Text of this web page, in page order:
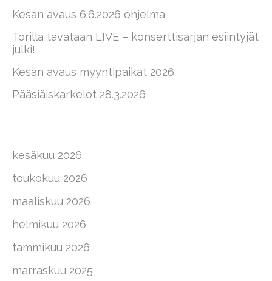
Kesän avaus 6.6.2026 ohjelma
Torilla tavataan LIVE – konserttisarjan esiintyjät
julki!
Kesän avaus myyntipaikat 2026
Pääsiäiskarkelot 28.3.2026
kesäkuu 2026
toukokuu 2026
maaliskuu 2026
helmikuu 2026
tammikuu 2026
marraskuu 2025